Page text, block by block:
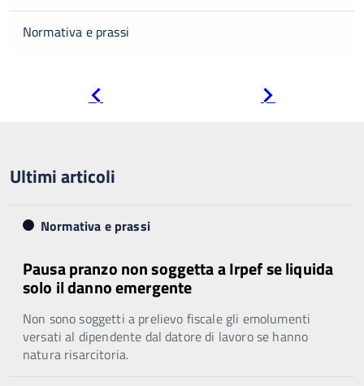
Normativa e prassi
Ultimi articoli
Normativa e prassi
Pausa pranzo non soggetta a Irpef se liquida
solo il danno emergente
Non sono soggetti a prelievo fiscale gli emolumenti
versati al dipendente dal datore di lavoro se hanno
natura risarcitoria.